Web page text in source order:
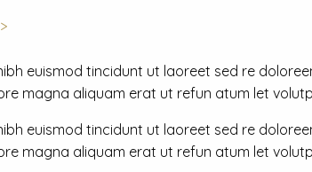
euismod tincidunt ut laoreet sed re
magna aliquam erat ut refun atum let
euismod tincidunt ut laoreet sed re
magna aliquam erat ut refun atum let